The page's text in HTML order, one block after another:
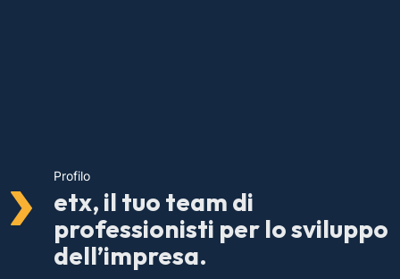
Profilo
etx, il tuo team di
professionisti per lo sviluppo
dell’impresa.